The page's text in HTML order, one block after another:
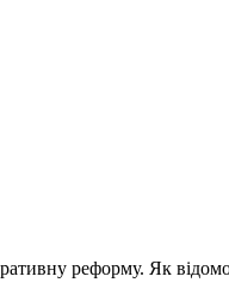
реформу. Як